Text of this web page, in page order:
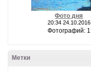
Фото дня
20:34 24.10.2016
Фотографий: 1
Метки